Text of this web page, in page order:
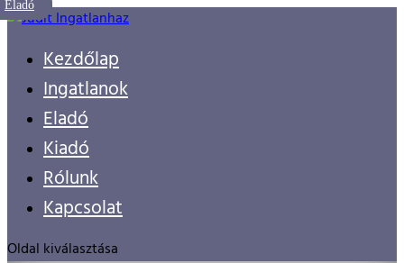
Kezdőlap
Ingatlanok
Eladó
Kiadó
Rólunk
Kapcsolat
Oldal kiválasztása
Eladó
Eladó
Eladó